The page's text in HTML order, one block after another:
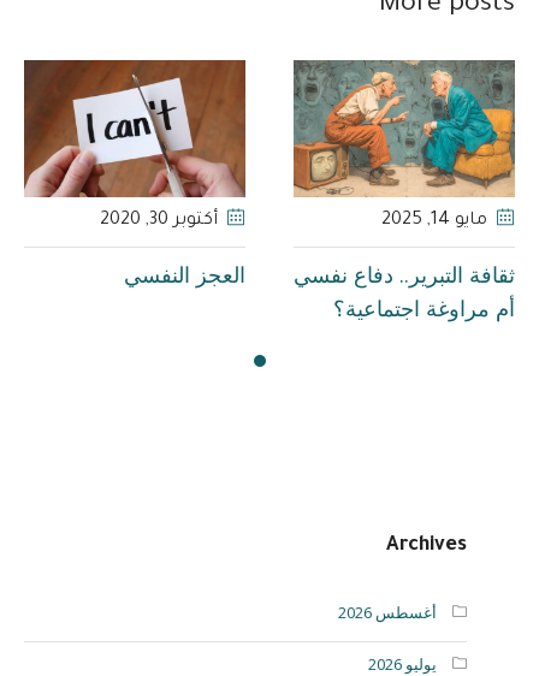
أكتوبر 30 , 2020
العجز النفسي
مايو 14 , 2025
ثقافة التبرير.. دفاع نفسي
أم مراوغة اجتماعية؟
Archives
أغسطس 2026
يوليو 2026